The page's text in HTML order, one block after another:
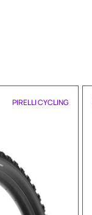
PIRELLI CYCLING